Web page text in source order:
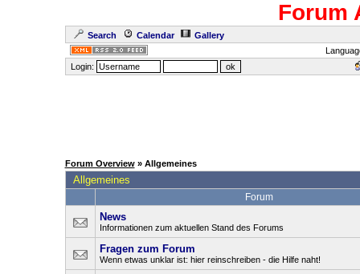
Forum
Search Calendar
Gallery
Login:
Forum Overview » Allgemeines
Allgemeines
Forum
News
Informationen zum aktuellen Stand des Forums
Fragen zum Forum
Wenn etwas unklar ist: hier reinschreiben - die Hilfe naht!